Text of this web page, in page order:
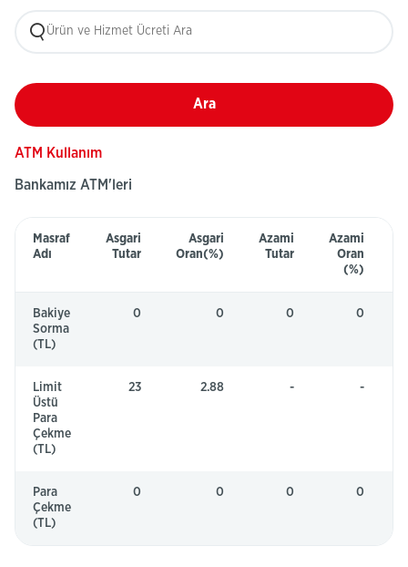
Ara
ATM Kullanım
Bankamız ATM'leri
ATM'leri
Tablosu
Masraf
Adı
Asgari
Tutar
Asgari
Oran(%)
Azami
Tutar
Azami
Oran
(%)
Bakiye
Sorma
(TL)
0 0 0 0
Limit
Üstü
Para
Çekme
(TL)
23 2.88 - -
Para
Çekme
(TL)
0 0 0 0